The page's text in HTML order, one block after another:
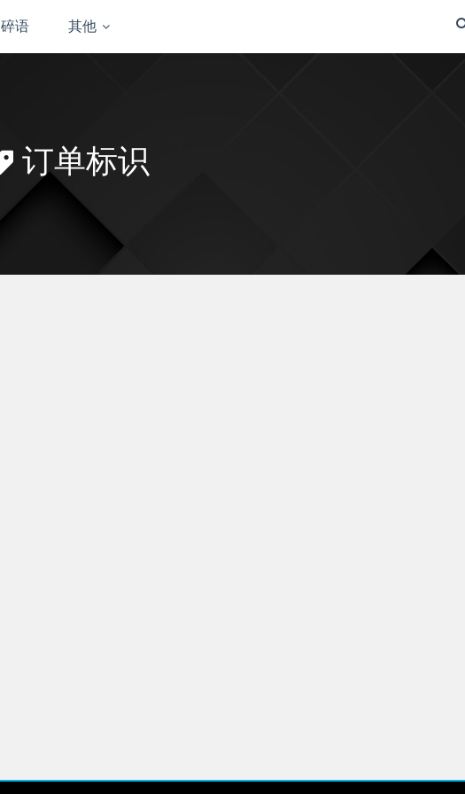
碎语 其他
订单标识